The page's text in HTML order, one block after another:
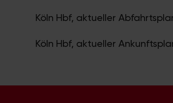
Köln Hbf, aktueller
Köln Hbf, aktueller